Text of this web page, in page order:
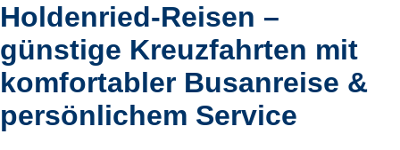
Holdenried-Reisen –
günstige Kreuzfahrten mit
komfortabler Busanreise &
persönlichem Service